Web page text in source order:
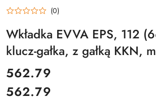
(0)
Wkładka EVVA EPS, 112
klucz-gałka, z gałką KKN,
cena:
562.79
Cena:
562.79